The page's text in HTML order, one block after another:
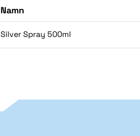
Namn
Silver Spray 500ml